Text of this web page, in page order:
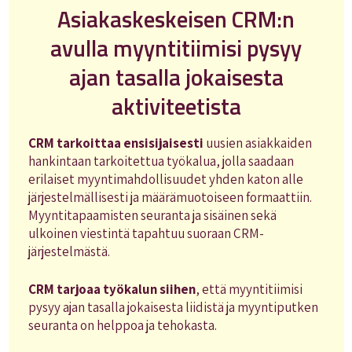
Asiakaskeskeisen CRM:n
avulla myyntitiimisi pysyy
ajan tasalla jokaisesta
aktiviteetista
CRM tarkoittaa ensisijaisesti uusien asiakkaiden
hankintaan tarkoitettua työkalua, jolla saadaan
erilaiset myyntimahdollisuudet yhden katon alle
järjestelmällisesti ja määrämuotoiseen formaattiin.
Myyntitapaamisten seuranta ja sisäinen sekä
ulkoinen viestintä tapahtuu suoraan CRM-
järjestelmästä.
CRM tarjoaa työkalun siihen, että myyntitiimisi
pysyy ajan tasalla jokaisesta liidistä ja myyntiputken
seuranta on helppoa ja tehokasta.